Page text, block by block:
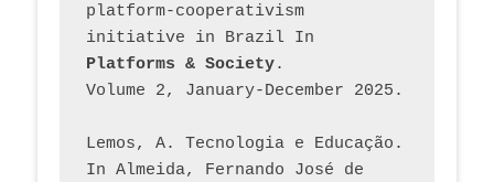
platform-cooperativism
initiative in Brazil In
Platforms & Society.
Volume 2, January-December 2025.
Lemos, A. Tecnologia e Educação.
In Almeida, Fernando José de